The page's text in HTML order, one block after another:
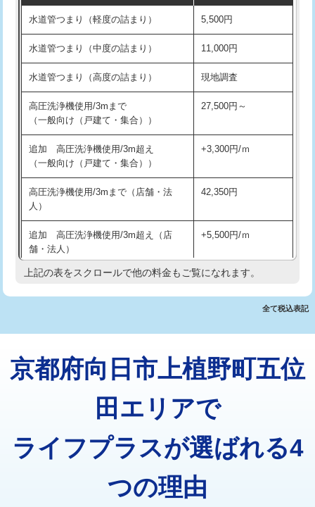
洗面台設置 38,500円
化粧台設置 22,000円
追加人工 16,500円
廃棄・処分 現場見積
※給水管工事は20mmまでの価格です。
交換・取付(排水栓・排水トラップ
22,000円+材料費
持込商品取付（混合水栓）
持込商品取付（浄水器・分岐水栓） 16,500円
業）
排水管工事（追加 排水管工事/3ｍ超
え）
マス交換（土の掘削・埋め戻し作業） 11,000円~
マス交換（深さ50㎝以上） 66,000円
コンクリート斫り（厚さ10㎝超え） 38,500円
モルタル補修（厚さ10㎝まで） 27,500円
16,500円
水道管つまり（軽度の詰まり） 5,500円
水道管つまり（中度の詰まり） 11,000円
水道管つまり（高度の詰まり） 現地調査
高圧洗浄機使用/3mまで
（一般向け（戸建て・集合））
27,500円～
追加 高圧洗浄機使用/3m超え
（一般向け（戸建て・集合））
+3,300円/ｍ
高圧洗浄機使用/3mまで（店舗・法
人）
42,350円
追加 高圧洗浄機使用/3m超え（店
舗・法人）
+5,500円/ｍ
高度高圧洗浄換 現地調査
トーラー機使用/3mまで 33,000円
追加トーラー機使用/3m超え +3,300円
8,800円
止水・漏水調査・防水処理・清掃・修
11,000円
止水・漏水調査・防水処理・清掃・修
22,000円
上記の表をスクロールで他の料金もご覧になれます。
全て税込表記
京都府向日市上植野町五位
田エリアで
ライフプラスが選ばれる4
つの理由